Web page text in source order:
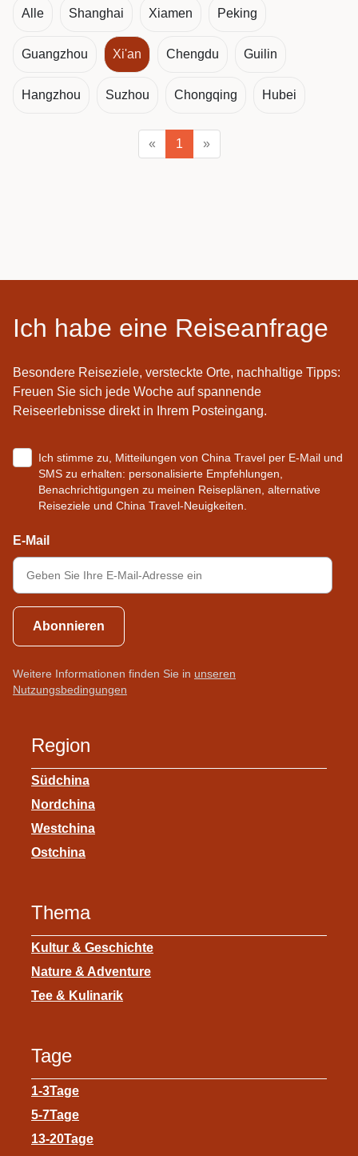
Alle Shanghai Xiamen Peking
Guangzhou Xi'an Chengdu Guilin
Hangzhou Suzhou Chongqing Hubei
« 1 »
Ich habe eine Reiseanfrage
Besondere Reiseziele, versteckte Orte, nachhaltige Tipps:
Freuen Sie sich jede Woche auf spannende
Reiseerlebnisse direkt in Ihrem Posteingang.
Ich stimme zu, Mitteilungen von China Travel per E-Mail und
SMS zu erhalten: personalisierte Empfehlungen,
Benachrichtigungen zu meinen Reiseplänen, alternative
Reiseziele und China Travel-Neuigkeiten.
E-Mail
Abonnieren
Weitere Informationen finden Sie in unseren
Nutzungsbedingungen
Region
Südchina
Nordchina
Westchina
Ostchina
Thema
Kultur & Geschichte
Nature & Adventure
Tee & Kulinarik
Tage
1-3Tage
5-7Tage
13-20Tage